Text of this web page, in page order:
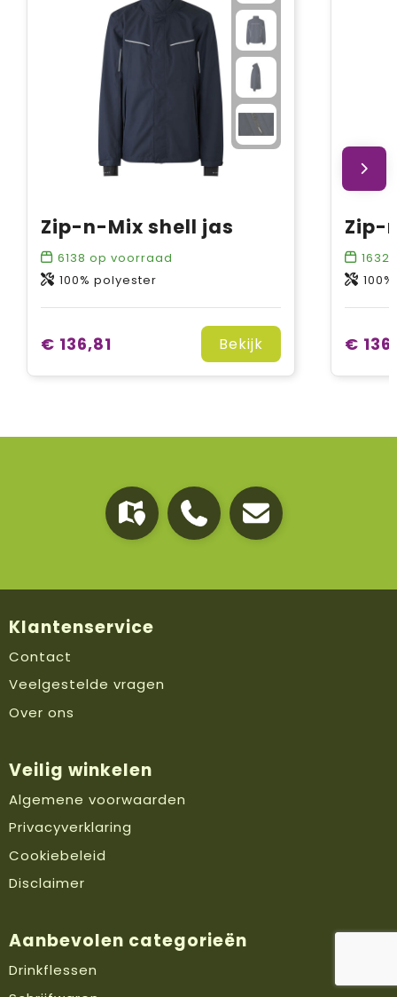
Zip-n-Mix shell jas
6138 op voorraad
100% polyester
€ 136,81 Bekijk
1632
€
Klantenservice
Contact
Veelgestelde vragen
Over ons
Veilig winkelen
Algemene voorwaarden
Privacyverklaring
Cookiebeleid
Disclaimer
Aanbevolen categorieën
Drinkflessen